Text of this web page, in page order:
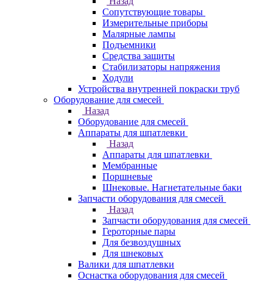
Сопутствующие товары
Измерительные приборы
Малярные лампы
Подъемники
Средства защиты
Стабилизаторы напряжения
Ходули
Устройства внутренней покраски труб
Оборудование для смесей
Назад
Оборудование для смесей
Аппараты для шпатлевки
Назад
Аппараты для шпатлевки
Мембранные
Поршневые
Шнековые. Нагнетательные баки
Запчасти оборудования для смесей
Назад
Запчасти оборудования для смесей
Героторные пары
Для безвоздушных
Для шнековых
Валики для шпатлевки
Оснастка оборудования для смесей